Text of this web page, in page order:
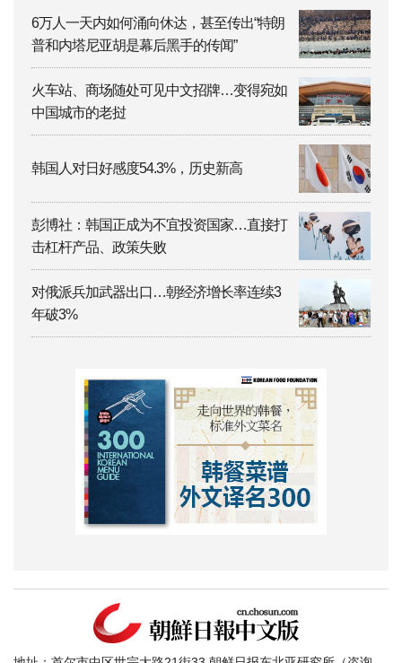
6万人一天内如何涌向休达，甚至传出“特朗
普和内塔尼亚胡是幕后黑手的传闻”
火车站、商场随处可见中文招牌…变得宛如
中国城市的老挝
韩国人对日好感度54.3%，历史新高
彭博社：韩国正成为不宜投资国家…直接打
击杠杆产品、政策失败
对俄派兵加武器出口…朝经济增长率连续3
年破3%